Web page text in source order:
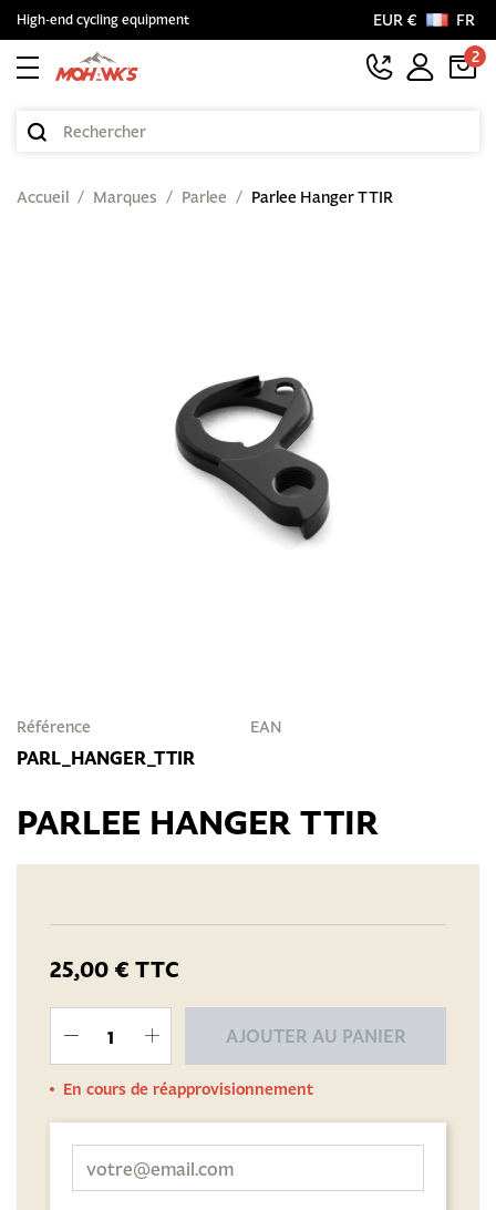
High-end cycling equipment EUR €
FR
2
Accueil Marques Parlee Parlee Hanger TTIR
Référence
PARL_HANGER_TTIR
EAN
PARLEE HANGER TTIR
25,00 € TTC
AJOUTER AU PANIER
En cours de réapprovisionnement